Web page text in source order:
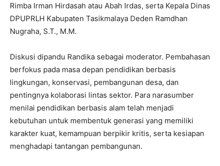
Rimba Irman Hirdasah atau Abah Irdas, serta Kepala Dinas
DPUPRLH Kabupaten Tasikmalaya Deden Ramdhan
Nugraha, S.T., M.M.
Diskusi dipandu Randika sebagai moderator. Pembahasan
berfokus pada masa depan pendidikan berbasis
lingkungan, konservasi, pembangunan desa, dan
pentingnya kolaborasi lintas sektor. Para narasumber
menilai pendidikan berbasis alam telah menjadi
kebutuhan untuk membentuk generasi yang memiliki
karakter kuat, kemampuan berpikir kritis, serta kesiapan
menghadapi tantangan pembangunan.